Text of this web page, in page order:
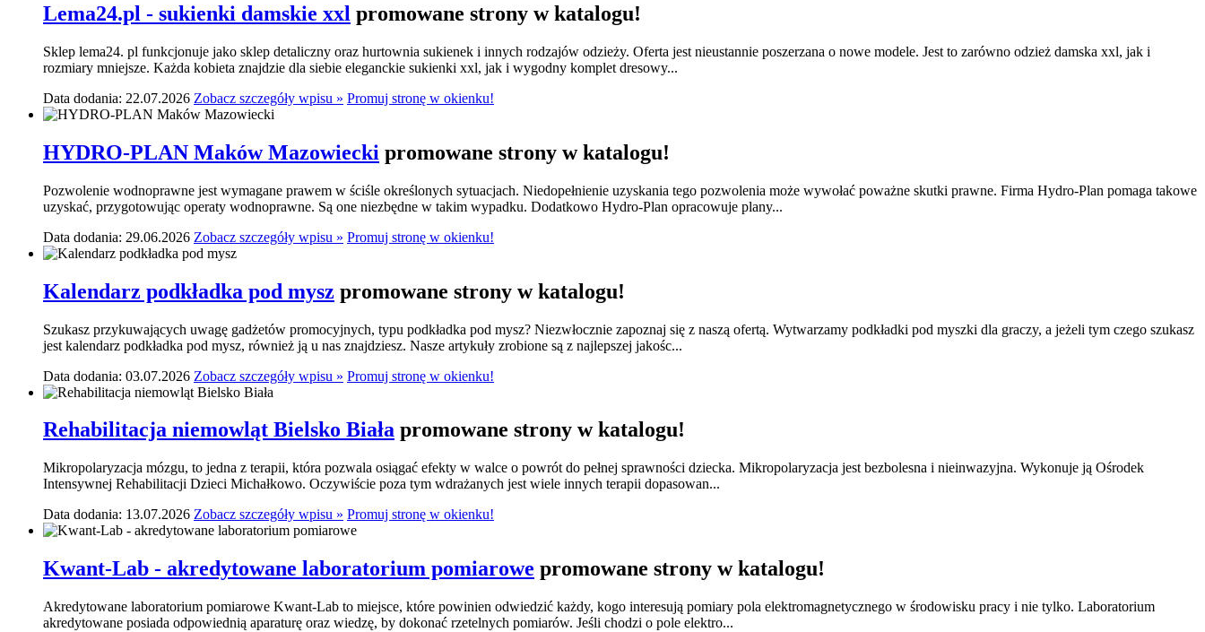
Lema24.pl - sukienki damskie xxl promowane strony w katalogu!
Sklep lema24. pl funkcjonuje jako sklep detaliczny oraz hurtownia sukienek i innych rodzajów odzieży. Oferta jest nieustannie poszerzana o nowe modele. Jest to zarówno odzież damska xxl, jak i
rozmiary mniejsze. Każda kobieta znajdzie dla siebie eleganckie sukienki xxl, jak i wygodny komplet dresowy...
Data dodania: 22.07.2026 Zobacz szczegóły wpisu » Promuj stronę w okienku!
HYDRO-PLAN Maków Mazowiecki promowane strony w katalogu!
Pozwolenie wodnoprawne jest wymagane prawem w ściśle określonych sytuacjach. Niedopełnienie uzyskania tego pozwolenia może wywołać poważne skutki prawne. Firma Hydro-Plan pomaga takowe
uzyskać, przygotowując operaty wodnoprawne. Są one niezbędne w takim wypadku. Dodatkowo Hydro-Plan opracowuje plany...
Data dodania: 29.06.2026 Zobacz szczegóły wpisu » Promuj stronę w okienku!
Kalendarz podkładka pod mysz promowane strony w katalogu!
Szukasz przykuwających uwagę gadżetów promocyjnych, typu podkładka pod mysz? Niezwłocznie zapoznaj się z naszą ofertą. Wytwarzamy podkładki pod myszki dla graczy, a jeżeli tym czego szukasz
jest kalendarz podkładka pod mysz, również ją u nas znajdziesz. Nasze artykuły zrobione są z najlepszej jakośc...
Data dodania: 03.07.2026 Zobacz szczegóły wpisu » Promuj stronę w okienku!
Rehabilitacja niemowląt Bielsko Biała promowane strony w katalogu!
Mikropolaryzacja mózgu, to jedna z terapii, która pozwala osiągać efekty w walce o powrót do pełnej sprawności dziecka. Mikropolaryzacja jest bezbolesna i nieinwazyjna. Wykonuje ją Ośrodek
Intensywnej Rehabilitacji Dzieci Michałkowo. Oczywiście poza tym wdrażanych jest wiele innych terapii dopasowan...
Data dodania: 13.07.2026 Zobacz szczegóły wpisu » Promuj stronę w okienku!
Kwant-Lab - akredytowane laboratorium pomiarowe promowane strony w katalogu!
Akredytowane laboratorium pomiarowe Kwant-Lab to miejsce, które powinien odwiedzić każdy, kogo interesują pomiary pola elektromagnetycznego w środowisku pracy i nie tylko. Laboratorium
akredytowane posiada odpowiednią aparaturę oraz wiedzę, by dokonać rzetelnych pomiarów. Jeśli chodzi o pole elektro...